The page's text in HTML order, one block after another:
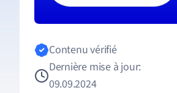
Contenu vérifié
Dernière mise à jour:
09.09.2024